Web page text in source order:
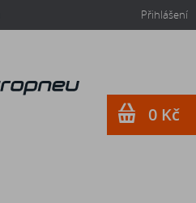
Přihlášení
0 Kč